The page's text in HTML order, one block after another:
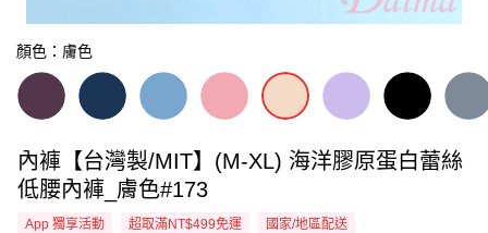
顏色：膚色
內褲【台灣製/MIT】(M-XL) 海洋膠原蛋白蕾絲
低腰內褲_膚色#173
App 獨享活動 超取滿NT$499免運 國家/地區配送